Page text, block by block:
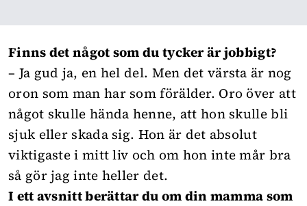
Finns det något som du tycker är jobbigt?
– Ja gud ja, en hel del. Men det värsta är nog
oron som man har som förälder. Oro över att
något skulle hända henne, att hon skulle bli
sjuk eller skada sig. Hon är det absolut
viktigaste i mitt liv och om hon inte mår bra
så gör jag inte heller det.
I ett avsnitt berättar du om din mamma som